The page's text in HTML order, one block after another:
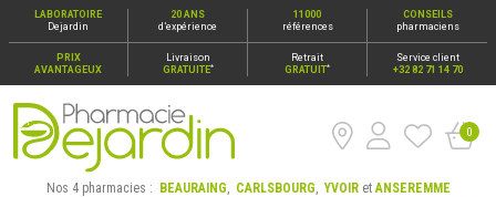
LABORATOIRE
Dejardin
20 ANS
d’expérience
11000
références
CONSEILS
pharmaciens
PRIX
AVANTAGEUX
Livraison
GRATUITE*
Retrait
GRATUIT*
Service client
+32 82 71 14 70
Pharmacie Dejardin Nos 4 pharmacies : Beauraing,
0
Nos 4 pharmacies : BEAURAING, CARLSBOURG,YVOIRetANSEREMME